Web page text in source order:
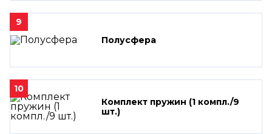
9
Полусфера
10
Комплект пружин (1 компл./9
шт.)